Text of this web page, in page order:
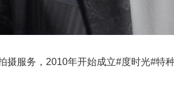
服务，2010年开始成立#度时光#特